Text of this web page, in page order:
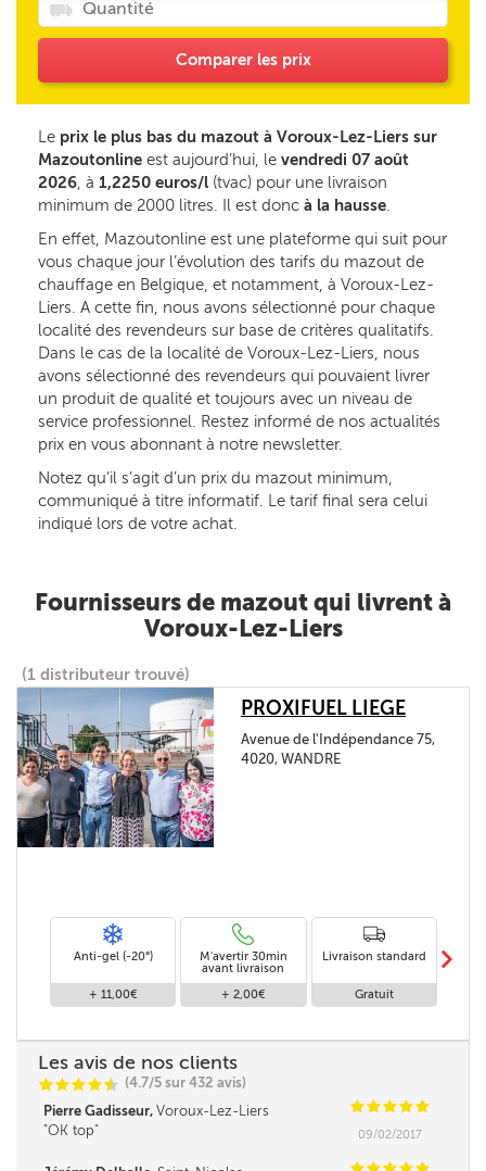
Comparer les prix
Le prix le plus bas du mazout à Voroux-Lez-Liers sur
Mazoutonline est aujourd’hui, le vendredi 07 août
2026, à 1,2250 euros/l (tvac) pour une livraison
minimum de 2000 litres. Il est donc à la hausse.
En effet, Mazoutonline est une plateforme qui suit pour
vous chaque jour l’évolution des tarifs du mazout de
chauffage en Belgique, et notamment, à Voroux-Lez-
Liers. A cette fin, nous avons sélectionné pour chaque
localité des revendeurs sur base de critères qualitatifs.
Dans le cas de la localité de Voroux-Lez-Liers, nous
avons sélectionné des revendeurs qui pouvaient livrer
un produit de qualité et toujours avec un niveau de
service professionnel. Restez informé de nos actualités
prix en vous abonnant à notre newsletter.
Notez qu’il s’agit d’un prix du mazout minimum,
communiqué à titre informatif. Le tarif final sera celui
indiqué lors de votre achat.
Fournisseurs de mazout qui livrent à
Voroux-Lez-Liers
(1 distributeur trouvé)
PROXIFUEL LIEGE
Avenue de l'Indépendance 75,
4020, WANDRE
Anti-gel (-20°)
+ 11,00€
M'avertir 30min
avant livraison
+ 2,00€
Livraison standard
Gratuit
m
Les avis de nos clients
CCCCi
@ (4.7/5 sur 432 avis)
Pierre Gadisseur, Voroux-Lez-Liers CCCCC
OK top
09/02/2017